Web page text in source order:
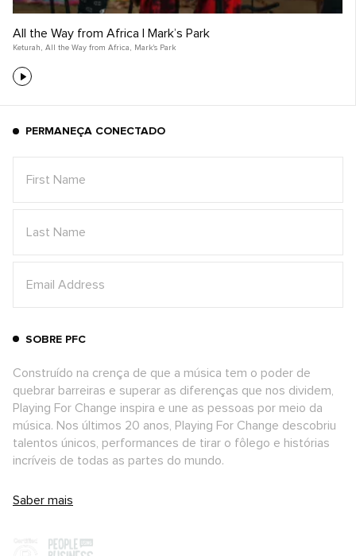
All the Way from Africa | Mark’s Park
Keturah , All the Way from Africa , Mark's Park
PERMANEÇA CONECTADO
SOBRE PFC
Construído na crença de que a música tem o poder de
quebrar barreiras e superar as diferenças que nos dividem,
Playing For Change inspira e une as pessoas por meio da
música. Nos últimos 20 anos, Playing For Change descobriu
talentos únicos, performances de tirar o fôlego e histórias
incríveis de todas as partes do mundo.
Saber mais